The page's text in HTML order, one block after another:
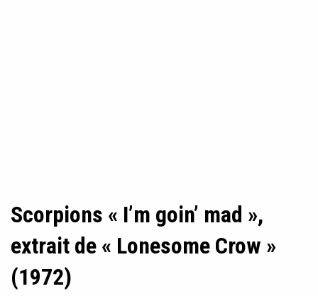
Scorpions « I’m goin’ mad »,
extrait de « Lonesome Crow »
(1972)